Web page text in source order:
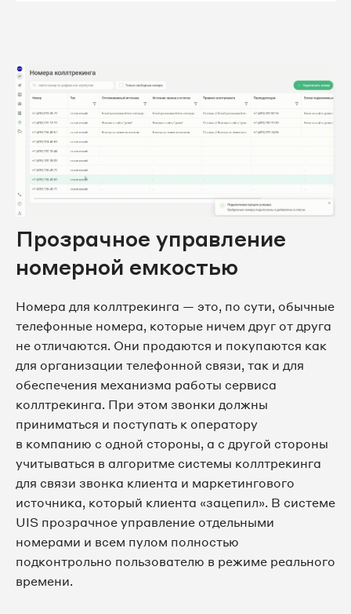
Прозрачное управление
номерной емкостью
Номера для коллтрекинга — это, по сути, обычные
телефонные номера, которые ничем друг от друга
не отличаются. Они продаются и покупаются как
для организации телефонной связи, так и для
обеспечения механизма работы сервиса
коллтрекинга. При этом звонки должны
приниматься и поступать к оператору
в компанию с одной стороны, а с другой стороны
учитываться в алгоритме системы коллтрекинга
для связи звонка клиента и маркетингового
источника, который клиента «зацепил». В системе
UIS прозрачное управление отдельными
номерами и всем пулом полностью
подконтрольно пользователю в режиме реального
времени.